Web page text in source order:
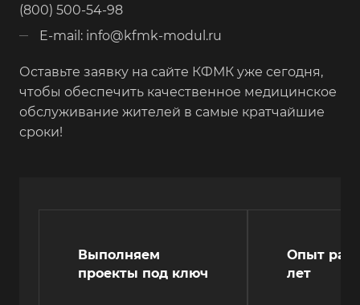
(800) 500-54-98
E-mail: info@kfmk-modul.ru
Оставьте заявку на сайте КФМК уже сегодня,
чтобы обеспечить качественное медицинское
обслуживание жителей в самые кратчайшие
сроки!
Выполняем
проекты под ключ
Опыт
лет